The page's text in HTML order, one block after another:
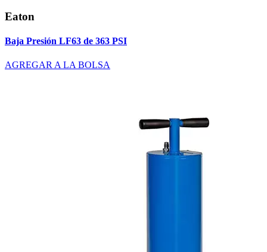
Eaton
Baja Presión LF63 de 363 PSI
AGREGAR A LA BOLSA